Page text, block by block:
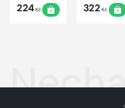
224Kč 322 Kč